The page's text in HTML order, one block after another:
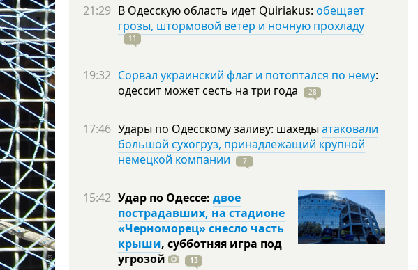
21:29 В Одесскую область идет Quiriakus: обещает
грозы, штормовой ветер и ночную прохладу
11
19:32 Сорвал украинский флаг и потоптался по нему:
одессит может сесть на три года 28
17:46 Удары по Одесскому заливу: шахеды атаковали
большой сухогруз, принадлежащий крупной
немецкой компании
7
15:42 Удар по Одессе: двое
пострадавших, на стадионе
«Черноморец» снесло часть
крыши, субботняя игра под
угрозой
13